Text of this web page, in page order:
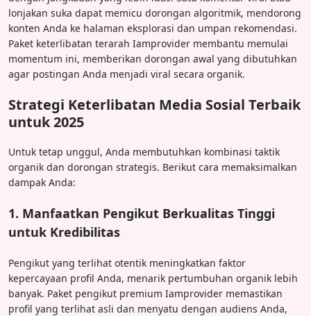
lonjakan suka dapat memicu dorongan algoritmik, mendorong
konten Anda ke halaman eksplorasi dan umpan rekomendasi.
Paket keterlibatan terarah Iamprovider membantu memulai
momentum ini, memberikan dorongan awal yang dibutuhkan
agar postingan Anda menjadi viral secara organik.
Strategi Keterlibatan Media Sosial Terbaik
untuk 2025
Untuk tetap unggul, Anda membutuhkan kombinasi taktik
organik dan dorongan strategis. Berikut cara memaksimalkan
dampak Anda:
1. Manfaatkan Pengikut Berkualitas Tinggi
untuk Kredibilitas
Pengikut yang terlihat otentik meningkatkan faktor
kepercayaan profil Anda, menarik pertumbuhan organik lebih
banyak. Paket pengikut premium Iamprovider memastikan
profil yang terlihat asli dan menyatu dengan audiens Anda,